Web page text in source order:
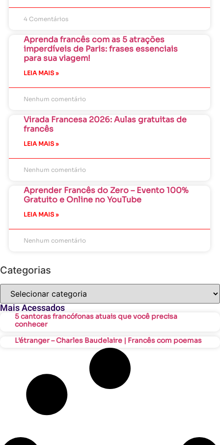
4 Comentários
Aprenda francês com as 5 atrações
imperdíveis de Paris: frases essenciais
para sua viagem!
LEIA MAIS »
Nenhum comentário
Virada Francesa 2026: Aulas gratuitas de
francês
LEIA MAIS »
Nenhum comentário
Aprender Francês do Zero – Evento 100%
Gratuito e Online no YouTube
LEIA MAIS »
Nenhum comentário
Categorias
Mais Acessados
5 cantoras francófonas atuais que você precisa
conhecer
L’étranger – Charles Baudelaire | Francês com poemas